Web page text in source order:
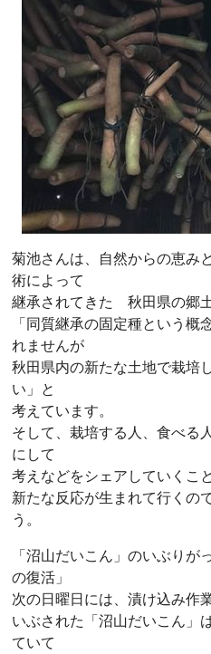
菊池さんは、自然からの恵
術によって
継承されてきた 秋田県の郷土
「同質継承の固定種という概
れませんが
秋田県内の新たな土地で栽培
い」と
考えています。
そして、栽培する人、食べる
にして
考えなどをシェアしていくこ
新たな反応が生まれて行くの
う。
「沼山だいこん」のいぶりが
の復活」
次の日曜日には、漬け込み作
いぶされた「沼山だいこん」
ていて